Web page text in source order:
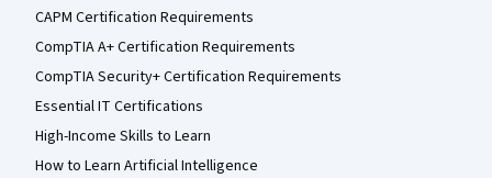
CAPM Certification Requirements
CompTIA A+ Certification Requirements
CompTIA Security+ Certification Requirements
Essential IT Certifications
High-Income Skills to Learn
How to Learn Artificial Intelligence